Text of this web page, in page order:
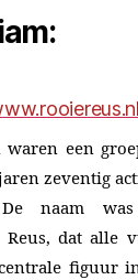
waren een
zeventig
De naam
Reus, dat alle
figuur